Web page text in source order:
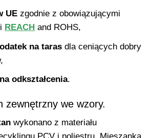
UE zgodnie z obowiązującymi
REACH and ROHS,
na taras dla ceniących dobry
odkształcenia.
zewnętrzny we wzory.
wykonano z materiału